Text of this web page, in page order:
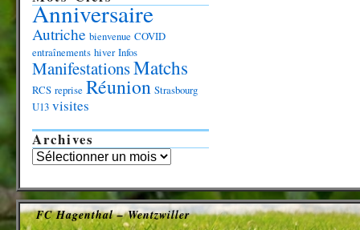
Anniversaire
Autriche bienvenue COVID
entraînements hiver Infos
ManifestationsMatchs
RCS reprise Réunion Strasbourg
U13 visites
Archives
FC Hagenthal – Wentzwiller